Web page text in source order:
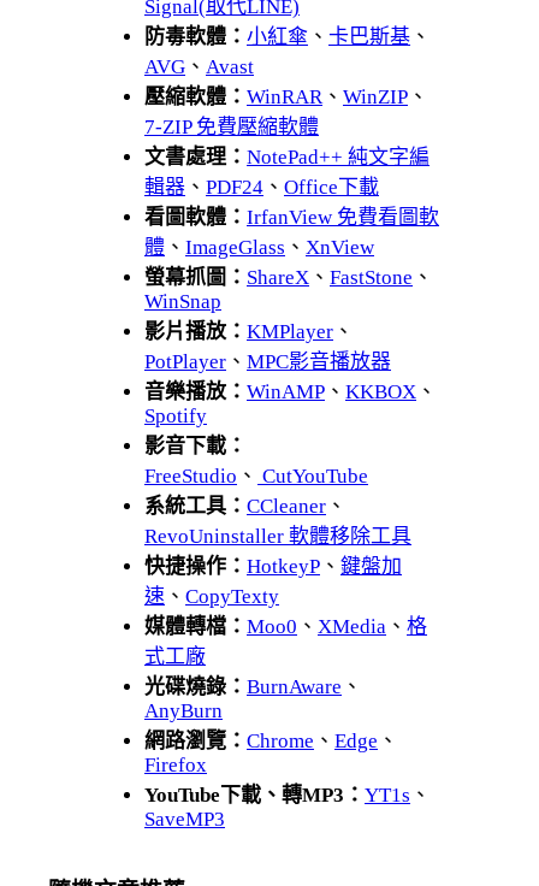
Signal(取代LINE)
防毒軟體： 小紅傘 、 卡巴斯基 、
AVG 、 Avast
壓縮軟體： WinRAR 、 WinZIP 、
7-ZIP 免費壓縮軟體
文書處理： NotePad++ 純文字編
輯器 、 PDF24 、 Office下載
看圖軟體： IrfanView 免費看圖軟
體 、 ImageGlass 、 XnView
螢幕抓圖： ShareX 、 FastStone 、
WinSnap
影片播放： KMPlayer 、
PotPlayer 、 MPC影音播放器
音樂播放： WinAMP 、 KKBOX 、
Spotify
影音下載：
FreeStudio 、 CutYouTube
系統工具： CCleaner 、
RevoUninstaller 軟體移除工具
快捷操作： HotkeyP 、 鍵盤加
速 、 CopyTexty
媒體轉檔： Moo0 、 XMedia 、 格
式工廠
光碟燒錄： BurnAware 、
AnyBurn
網路瀏覽： Chrome 、 Edge 、
Firefox
YouTube下載、轉MP3： YT1s 、
SaveMP3